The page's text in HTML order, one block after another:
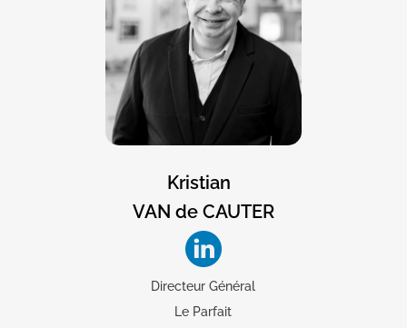
Kristian
VAN de CAUTER
Directeur Général
Le Parfait